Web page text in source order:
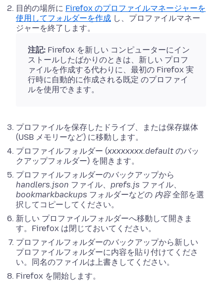
目的の場所に Firefox のプロファイルマネージャーを
使用してフォルダーを作成 し、プロファイルマネー
ジャーを終了します。
注記: Firefox を新しい コンピューターにイン
ストールしたばかりのときは、 新しい プロフ
ァイルを作成する代わりに、最初の Firefox 実
行時に自動的に作成される 既定 のプロファイ
ルを使用できます。
プロファイルを保存したドライブ、または保存媒体
(USB メモリーなど) に移動します。
プロファイルフォルダー (xxxxxxxx.default のバッ
クアップフォルダー) を開きます。
プロファイルフォルダーのバックアップから
handlers.json ファイル、 prefs.js ファイル、
bookmarkbackups フォルダーなどの 内容全部を選
択してコピーしてください。
新しい プロファイルフォルダーへ移動して開きま
す。Firefox は閉じておいてください。
プロファイルフォルダーのバックアップから新しい
プロファイルフォルダーに内容を貼り付けてくださ
い。同名のファイルは上書きしてください。
Firefox を開始します。